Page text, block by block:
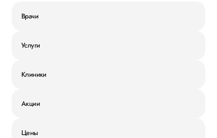
Врачи
Услуги
Клиники
Акции
Цены